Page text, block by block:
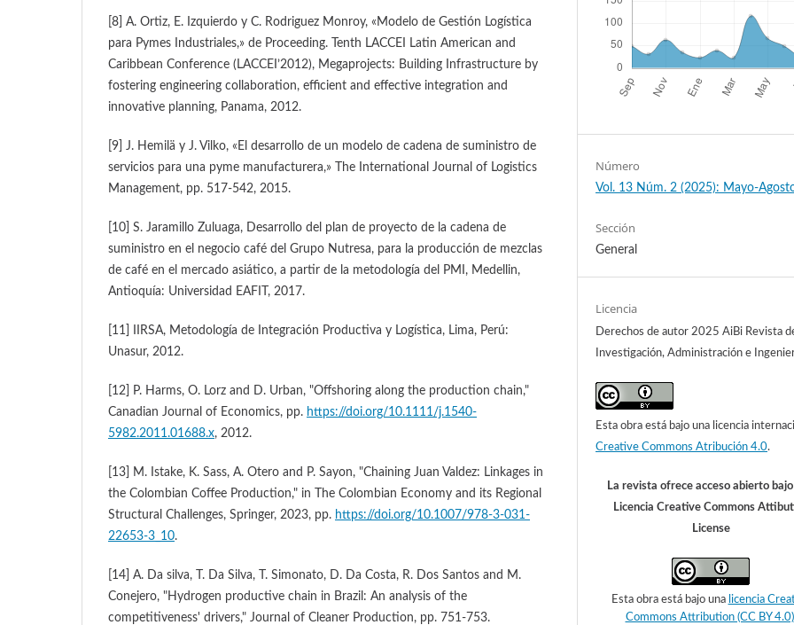
[8] A. Ortiz, E. Izquierdo y C. Rodriguez Monroy, «Modelo de Gestión Logística
para Pymes Industriales,» de Proceeding. Tenth LACCEI Latin American and
Caribbean Conference (LACCEI’2012), Megaprojects: Building Infrastructure by
fostering engineering collaboration, efficient and effective integration and
innovative planning, Panama, 2012.
[9] J. Hemilä y J. Vilko, «El desarrollo de un modelo de cadena de suministro de
servicios para una pyme manufacturera,» The International Journal of Logistics
Management, pp. 517-542, 2015.
[10] S. Jaramillo Zuluaga, Desarrollo del plan de proyecto de la cadena de
suministro en el negocio café del Grupo Nutresa, para la producción de mezclas
de café en el mercado asiático, a partir de la metodología del PMI, Medellin,
Antioquía: Universidad EAFIT, 2017.
[11] IIRSA, Metodología de Integración Productiva y Logística, Lima, Perú:
Unasur, 2012.
[12] P. Harms, O. Lorz and D. Urban, "Offshoring along the production chain,"
Canadian Journal of Economics, pp. https://doi.org/10.1111/j.1540-
5982.2011.01688.x, 2012.
[13] M. Istake, K. Sass, A. Otero and P. Sayon, "Chaining Juan Valdez: Linkages in
the Colombian Coffee Production," in The Colombian Economy and its Regional
Structural Challenges, Springer, 2023, pp. https://doi.org/10.1007/978-3-031-
22653-3_10.
[14] A. Da silva, T. Da Silva, T. Simonato, D. Da Costa, R. Dos Santos and M.
Conejero, "Hydrogen productive chain in Brazil: An analysis of the
competitiveness' drivers," Journal of Cleaner Production, pp. 751-753.
Número
Vol. 13 Núm. 2 (2025): Mayo-
Sección
General
Licencia
Derechos de autor 2025 AiBi Revista
Investigación, Administración e
Esta obra está bajo una licencia
Creative Commons Atribución 4.0.
La revista ofrece acceso abierto bajo
Licencia Creative Commons
License
Esta obra está bajo una licencia
Commons Attribution (CC BY 4.0)